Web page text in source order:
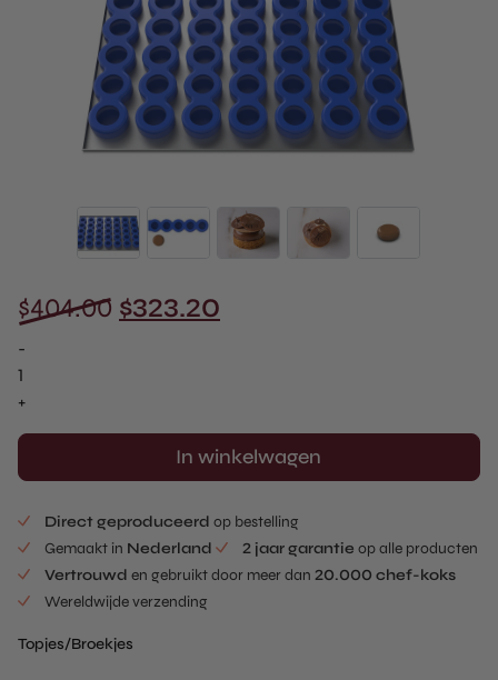
$404.00 Oorspronkelijke
$323.20
-
Afgeronde
Pastille
Tray
stuks)
Aantal
+
In winkelwagen
Direct geproduceerd op bestelling
Gemaakt in Nederland 2 jaar garantie op alle producten
Vertrouwd en gebruikt door meer dan 20.000 chef-koks
Wereldwijde verzending
Topjes/Broekjes